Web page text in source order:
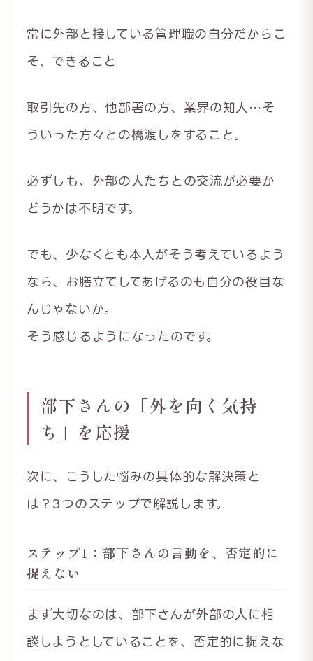
常に外部と接している管理職の自分だからこ
そ、できること
取引先の方、他部署の方、業界の知人…そ
ういった方々との橋渡しをすること。
必ずしも、外部の人たちとの交流が必要か
どうかは不明です。
でも、少なくとも本人がそう考えているよう
なら、お膳立てしてあげるのも自分の役目な
んじゃないか。
そう感じるようになったのです。
部下さんの「外を向く気持
ち」を応援
次に、こうした悩みの具体的な解決策と
は？3つのステップで解説します。
ステップ1：部下さんの言動を、否定的に
捉えない
まず大切なのは、部下さんが外部の人に相
談しようとしていることを、否定的に捉えな